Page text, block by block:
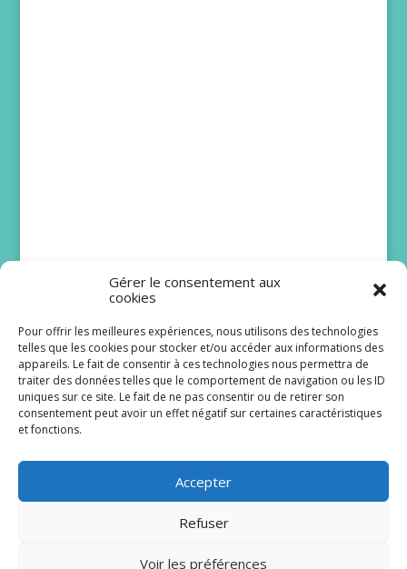
Gérer le consentement aux
cookies
Pour offrir les meilleures expériences, nous utilisons des technologies
telles que les cookies pour stocker et/ou accéder aux informations des
appareils. Le fait de consentir à ces technologies nous permettra de
traiter des données telles que le comportement de navigation ou les ID
uniques sur ce site. Le fait de ne pas consentir ou de retirer son
consentement peut avoir un effet négatif sur certaines caractéristiques
et fonctions.
Accepter
Refuser
Voir les préférences
DNA : Juliette Mabilat
attendait une belle
histoire pour Lizzie
sacré vécu dans la série...
Lire plus